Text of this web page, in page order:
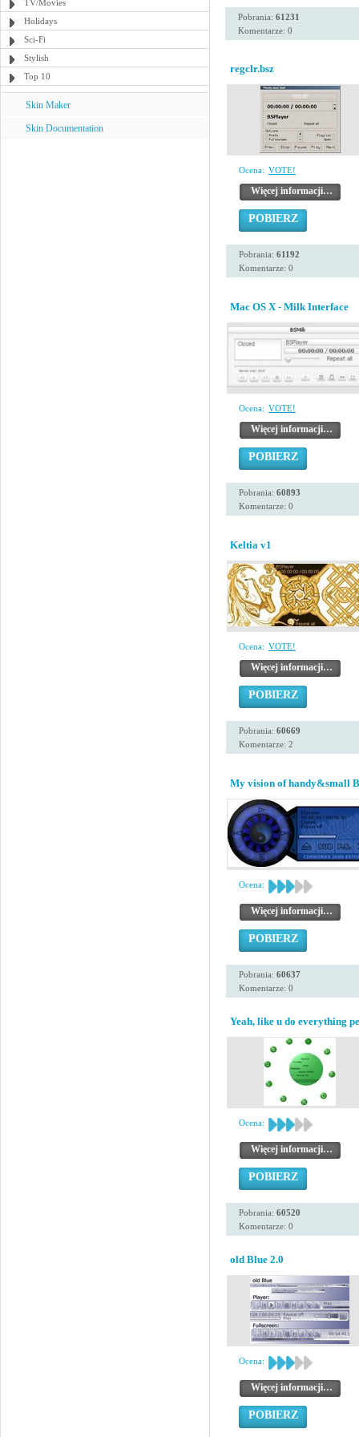
TV/Movies
Holidays
Sci-Fi
Stylish
Top 10
Skin Maker
Skin Documentation
Pobrania: 61231
Komentarze: 0
regclr.bsz
Ocena: VOTE!
Więcej informacji…
POBIERZ
Pobrania: 61192
Komentarze: 0
Mac OS X - Milk Interface
Ocena: VOTE!
Więcej informacji…
POBIERZ
Pobrania: 60893
Komentarze: 0
Keltia v1
Ocena: VOTE!
Więcej informacji…
POBIERZ
Pobrania: 60669
Komentarze: 2
My vision of handy&small
Ocena:
Więcej informacji…
POBIERZ
Pobrania: 60637
Komentarze: 0
Yeah, like u do everything
Ocena:
Więcej informacji…
POBIERZ
Pobrania: 60520
Komentarze: 0
old Blue 2.0
Ocena:
Więcej informacji…
POBIERZ